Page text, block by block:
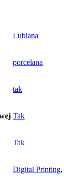
Lubiana
porcelana
tak
Tak
Tak
Digital Printing,